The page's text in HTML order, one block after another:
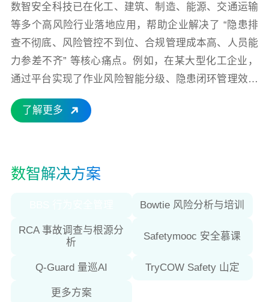
数智安全科技已在化工、建筑、制造、能源、交通运输
等多个高风险行业落地应用，帮助企业解决了 “隐患排
查不彻底、风险管控不到位、合规管理成本高、人员能
力参差不齐” 等核心痛点。例如，在某大型化工企业，
通过平台实现了作业风险智能分级、隐患闭环管理效率
提升 60%，重大风险事件发生率下降 45%；在某建筑
集团，依托数字化人才系统，实现了新员工安全培训覆
型的 “战略伙伴”，以技术赋能管理，以数据驱动安全，
了解更多
数智解决方案
Bowtie 风险分析与培训
RCA 事故调查与根源分
析
Safetymooc 安全慕课
Q-Guard 量巡AI TryCOW Safety 山定
更多方案